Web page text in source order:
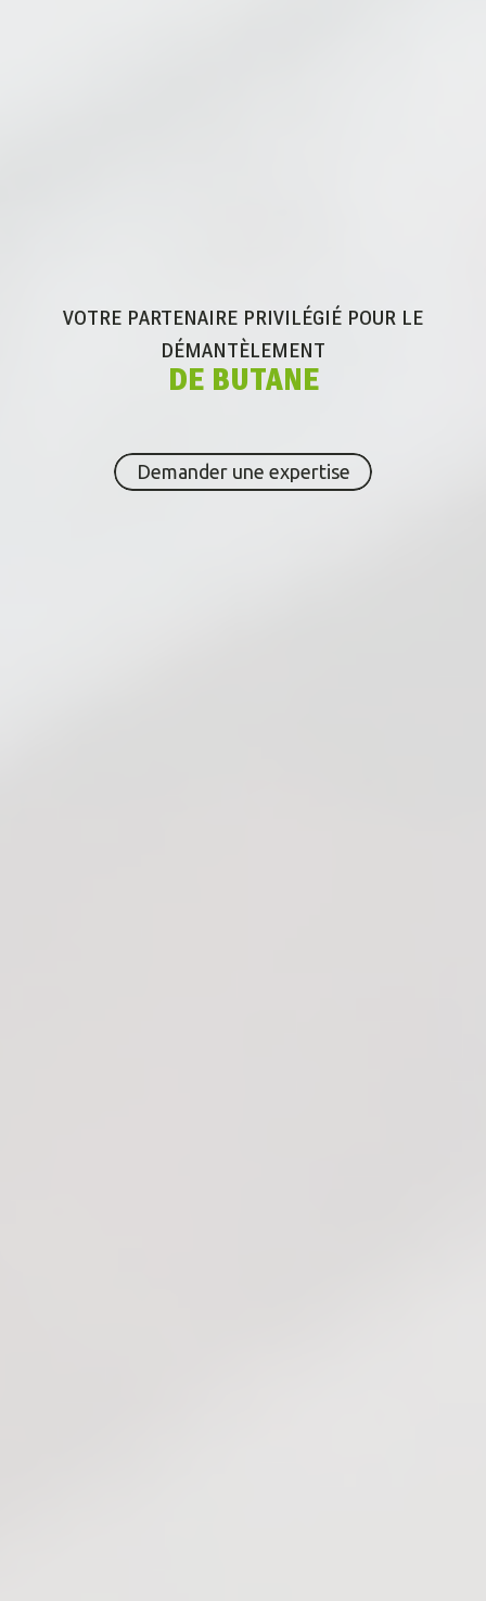
VOTRE PARTENAIRE PRIVILÉGIÉ POUR LE
DÉMANTÈLEMENT
DE BUTANE
Demander une expertise